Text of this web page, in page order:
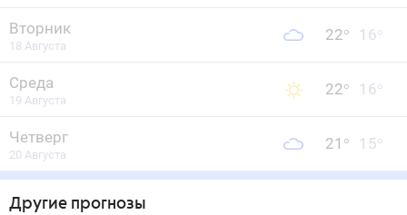
Вторник
18 Августа
22° 16°
Среда
19 Августа
22° 16°
Четверг
20 Августа
21 ° 15°
Другие прогнозы